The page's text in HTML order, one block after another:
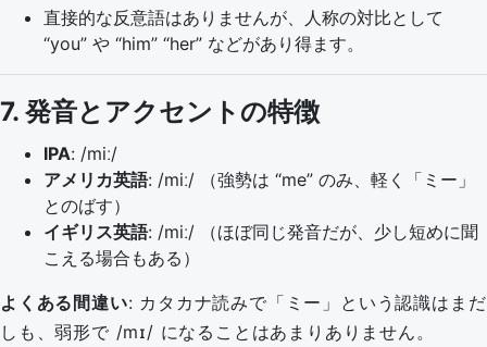
直接的な反意語はありませんが、人称の対比として
“you” や “him” “her” などがあり得ます。
7. 発音とアクセントの特徴
IPA: /miː/
アメリカ英語: /miː/ （強勢は “me” のみ、軽く「ミー」
とのばす）
イギリス英語: /miː/ （ほぼ同じ発音だが、少し短めに聞
こえる場合もある）
よくある間違い: カタカナ読みで「ミー」という認識はまだ
しも、弱形で /mɪ/ になることはあまりありません。